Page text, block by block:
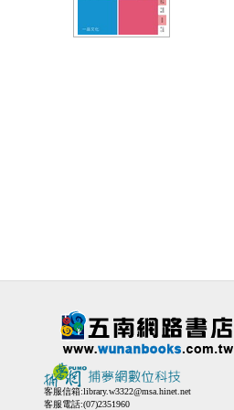
客服信箱:library.w3322@msa.hinet.net
客服電話:(07)2351960